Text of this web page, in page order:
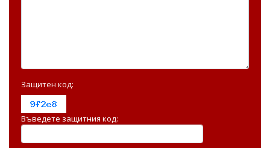
Защитен код:
Въведете защитния код: